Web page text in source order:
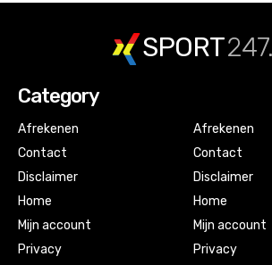
SPORT
Category
Afrekenen
Contact
Disclaimer
Home
Mijn account
Privacy
Afrekenen
Contact
Disclaimer
Home
Mijn account
Privacy